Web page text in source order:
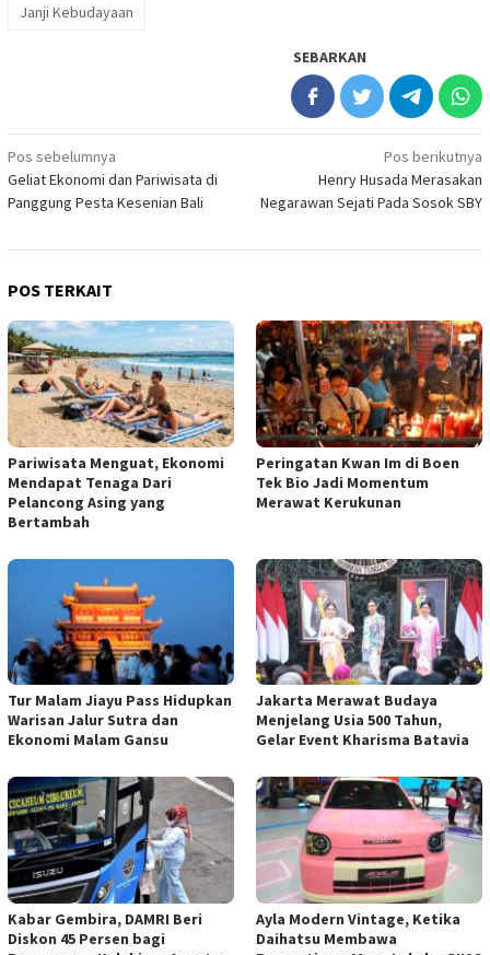
Janji Kebudayaan
SEBARKAN
Navigasi
pos
Pos sebelumnya
Geliat Ekonomi dan Pariwisata di
Panggung Pesta Kesenian Bali
Pos berikutnya
Henry Husada Merasakan
Negarawan Sejati Pada Sosok SBY
POS TERKAIT
Pariwisata Menguat, Ekonomi
Mendapat Tenaga Dari
Pelancong Asing yang
Bertambah
Peringatan Kwan Im di Boen
Tek Bio Jadi Momentum
Merawat Kerukunan
Tur Malam Jiayu Pass Hidupkan
Warisan Jalur Sutra dan
Ekonomi Malam Gansu
Jakarta Merawat Budaya
Menjelang Usia 500 Tahun,
Gelar Event Kharisma Batavia
Kabar Gembira, DAMRI Beri
Diskon 45 Persen bagi
Ayla Modern Vintage, Ketika
Daihatsu Membawa